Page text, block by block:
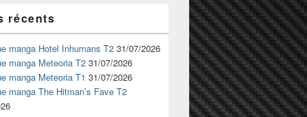
récents
manga Hotel Inhumans T2 31/07/2026
manga Meteoria T2 31/07/2026
manga Meteoria T1 31/07/2026
manga The Hitman’s Fave T2